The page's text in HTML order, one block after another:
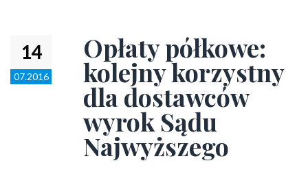
14
07.2016
Opłaty półkowe:
kolejny korzystny
dla dostawców
wyrok Sądu
Najwyższego